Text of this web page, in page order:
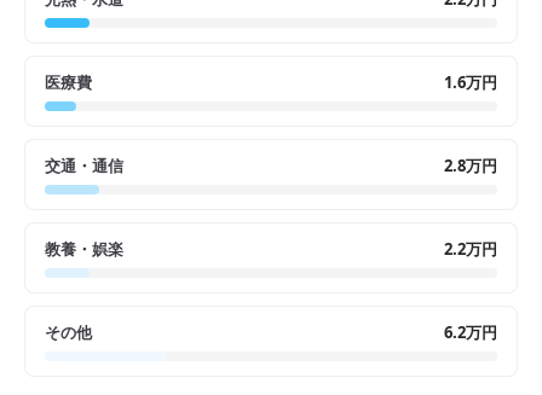
医療費 1.6万円
交通・通信 2.8万円
教養・娯楽 2.2万円
その他 6.2万円